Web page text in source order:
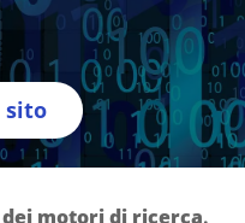
sito
motori di ricerca.